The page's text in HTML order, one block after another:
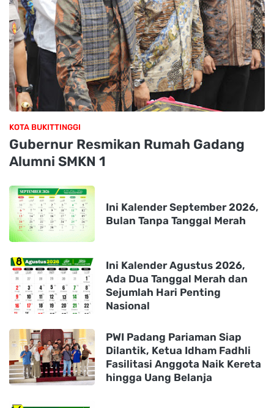
KOTA BUKITTINGGI
Gubernur Resmikan Rumah Gadang
Alumni SMKN 1
Ini Kalender September 2026,
Bulan Tanpa Tanggal Merah
Ini Kalender Agustus 2026,
Ada Dua Tanggal Merah dan
Sejumlah Hari Penting
Nasional
PWI Padang Pariaman Siap
Dilantik, Ketua Idham Fadhli
Fasilitasi Anggota Naik Kereta
hingga Uang Belanja